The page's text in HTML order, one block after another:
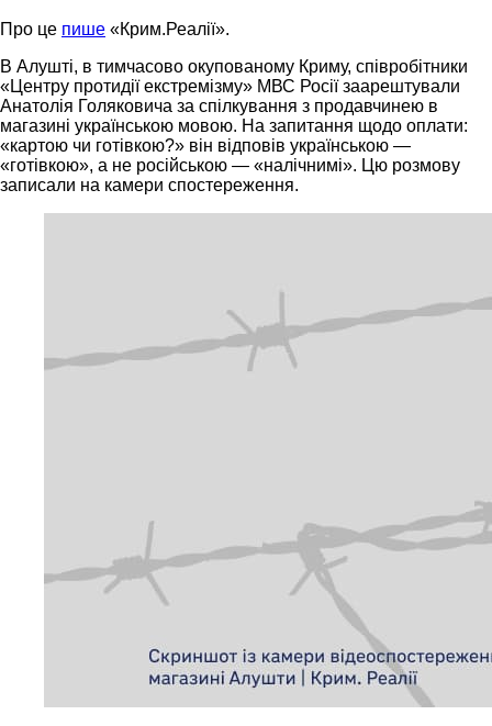
Про це пише «Крим.Реалії».
В Алушті, в тимчасово окупованому Криму, співробітники
«Центру протидії екстремізму» МВС Росії заарештували
Анатолія Голяковича за спілкування з продавчинею в
магазині українською мовою. На запитання щодо оплати:
«картою чи готівкою?» він відповів українською —
«готівкою», а не російською — «налічнимі». Цю розмову
записали на камери спостереження.